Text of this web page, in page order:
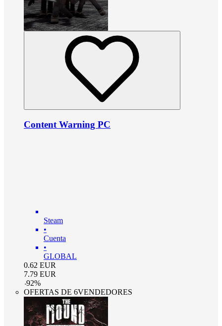
Content Warning PC
Steam
•
Cuenta
•
GLOBAL
0.62 EUR
7.79 EUR
-92%
OFERTAS DE 6VENDEDORES